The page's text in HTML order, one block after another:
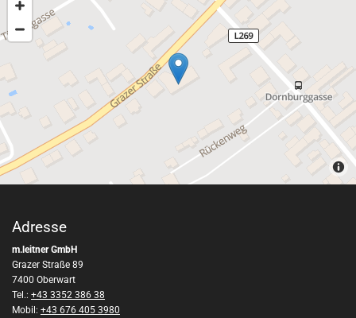
Adresse
m.leitner GmbH
Grazer Straße 89
7400 Oberwart
Tel.: +43 3352 386 38
Mobil: +43 676 405 3980